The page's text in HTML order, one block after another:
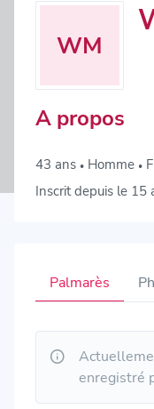
Palmarès
enregistré
WM
A propos
43 ans • Homme •
Inscrit depuis le 15